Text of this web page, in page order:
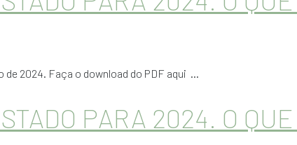
2024. Faça o download do PDF aqui ...
PARA 2024. O